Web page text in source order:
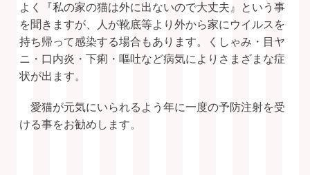
よく『私の家の猫は外に出ないので大丈夫』という事
を聞きますが、人が靴底等より外から家にウイルスを
持ち帰って感染する場合もあります。くしゃみ・目ヤ
ニ・口内炎・下痢・嘔吐など病気によりさまざまな症
状が出ます。
愛猫が元気にいられるよう年に一度の予防注射を受
ける事をお勧めします。